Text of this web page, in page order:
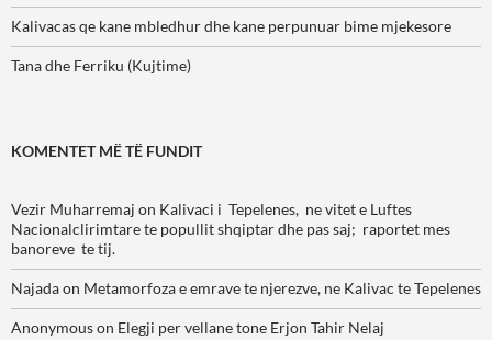
Kalivacas qe kane mbledhur dhe kane perpunuar bime mjekesore
Tana dhe Ferriku (Kujtime)
KOMENTET MË TË FUNDIT
Vezir Muharremaj on Kalivaci i Tepelenes, ne vitet e Luftes
Nacionalclirimtare te popullit shqiptar dhe pas saj; raportet mes
banoreve te tij.
Najadaon Metamorfoza e emrave te njerezve, ne Kalivac te Tepelenes
Anonymouson Elegji per vellane tone Erjon Tahir Nelaj